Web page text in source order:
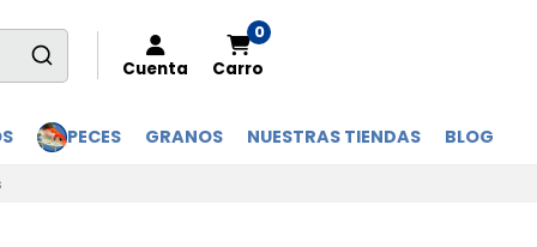
Cuenta
0
Carro
PECES GRANOS NUESTRAS TIENDAS BLOG